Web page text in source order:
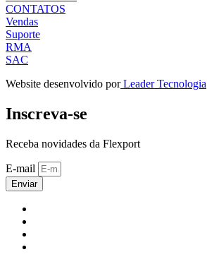
CONTATOS
Vendas
Suporte
RMA
SAC
Website desenvolvido porLeader Tecnologia
Inscreva-se
Receba novidades da Flexport
E-mail
Enviar